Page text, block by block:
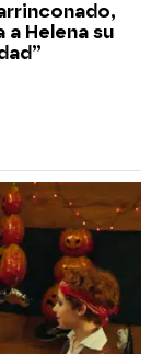
Helena su